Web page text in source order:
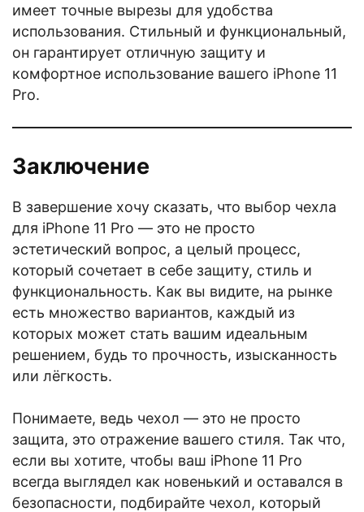
имеет точные вырезы для удобства
использования. Стильный и функциональный,
он гарантирует отличную защиту и
комфортное использование вашего iPhone 11
Pro.
Заключение
В завершение хочу сказать, что выбор чехла
для iPhone 11 Pro — это не просто
эстетический вопрос, а целый процесс,
который сочетает в себе защиту, стиль и
функциональность. Как вы видите, на рынке
есть множество вариантов, каждый из
которых может стать вашим идеальным
решением, будь то прочность, изысканность
или лёгкость.
Понимаете, ведь чехол — это не просто
защита, это отражение вашего стиля. Так что,
если вы хотите, чтобы ваш iPhone 11 Pro
всегда выглядел как новенький и оставался в
безопасности, подбирайте чехол, который